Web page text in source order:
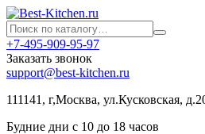
+7-495-909-95-97
Заказать звонок
support@best-kitchen.ru
111141, г,Москва, ул.Кусковская,
Будние дни с 10 до 18 часов